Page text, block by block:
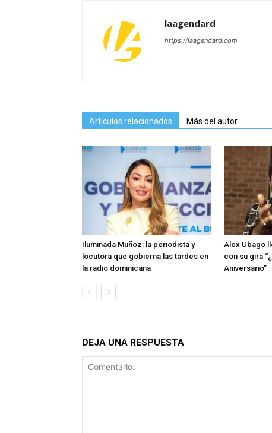
laagendard
https://laagendard.com
Artículos relacionados Más del autor
Iluminada Muñoz: la periodista y
locutora que gobierna las tardes en
la radio dominicana
Alex Ubago
con su gira
Aniversario”
DEJA UNA RESPUESTA